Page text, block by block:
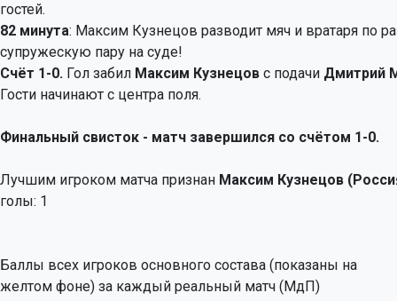
гостей.
82 минута: Максим Кузнецов разводит мяч и вратаря по
супружескую пару на суде!
Счёт 1-0. Гол забил Максим Кузнецов с подачи Дмитрий
Гости начинают с центра поля.
Финальный свисток - матч завершился со счётом 1-0.
Лучшим игроком матча признан Максим Кузнецов
голы: 1
Баллы всех игроков основного состава (показаны на
желтом фоне) за каждый реальный матч (МдП)